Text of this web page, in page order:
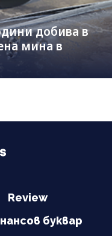
добива в
мина в
Review
буквар